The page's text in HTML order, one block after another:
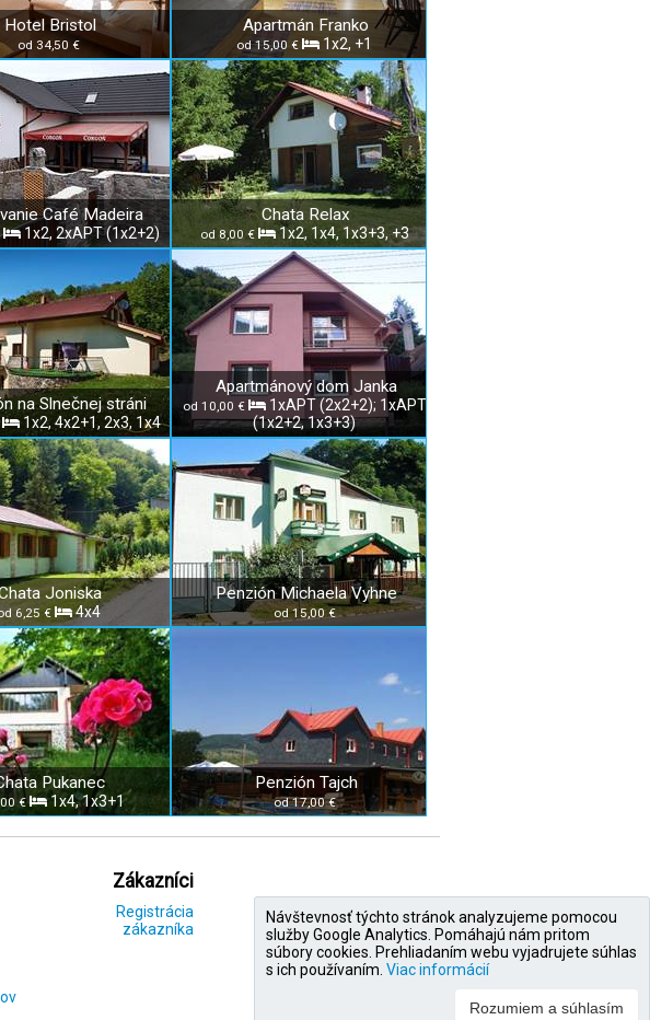
Hotel Bristol
od 34,50 €
Apartmán Franko
od 15,00 € 1x2, +1
Café Madeira
1x2, 2xAPT (1x2+2)
Chata Relax
od 8,00 € 1x2, 1x4, 1x3+3, +3
na Slnečnej stráni
1x2, 4x2+1, 2x3, 1x4
Apartmánový dom Janka
od 10,00 €
1xAPT (2x2+2); 1xAPT
(1x2+2, 1x3+3)
Joniska
6,25 € 4x4
Penzión Michaela Vyhne
od 15,00 €
Pukanec
€ 1x4, 1x3+1
Penzión Tajch
od 17,00 €
Zákazníci
Registrácia
zákazníka
Návštevnosť týchto stránok analyzujeme pomocou
služby Google Analytics. Pomáhajú nám pritom
súbory cookies. Prehliadaním webu vyjadrujete súhlas
s ich používaním. Viac informácií